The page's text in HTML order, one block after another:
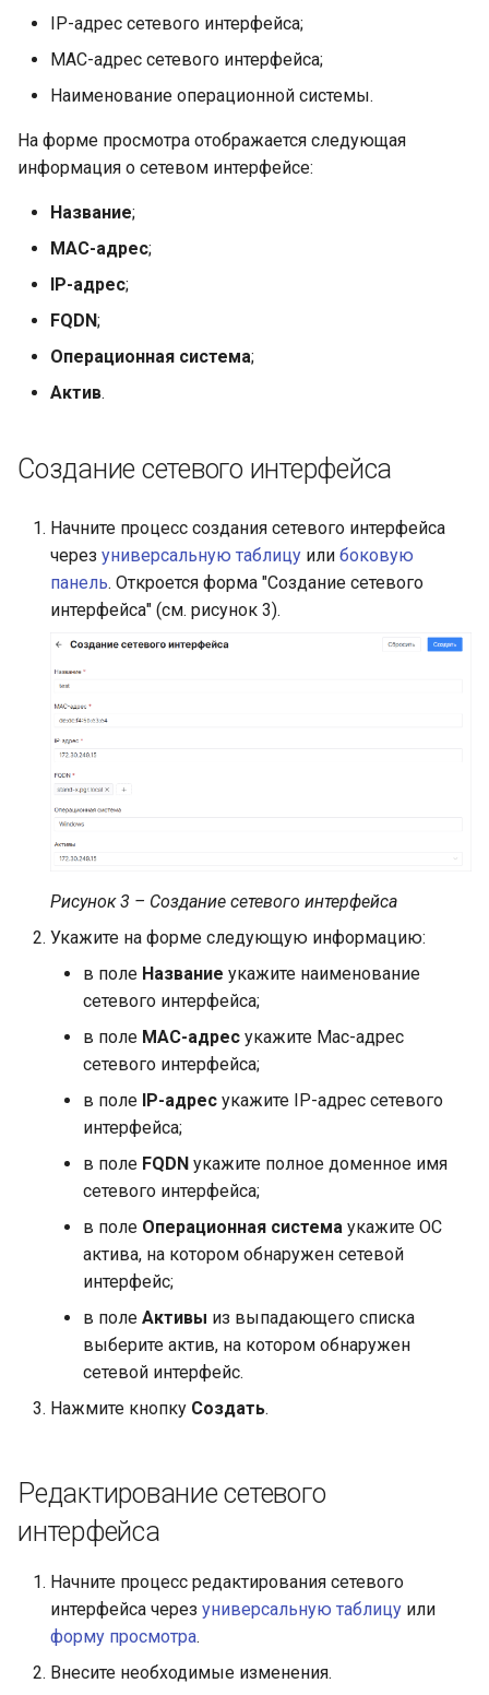
IP-адрес сетевого интерфейса;
MAC-адрес сетевого интерфейса;
Наименование операционной системы.
На форме просмотра отображается следующая
информация о сетевом интерфейсе:
Название;
MAC-адрес;
IP-адрес;
FQDN;
Операционная система;
Актив.
Создание сетевого интерфейса
Начните процесс создания сетевого интерфейса
через универсальную таблицу или боковую
панель. Откроется форма "Создание сетевого
интерфейса" (см. рисунок 3).
Рисунок 3 – Создание сетевого интерфейса
Укажите на форме следующую информацию:
в поле Название укажите наименование
сетевого интерфейса;
в поле MAC-адрес укажите Mac-адрес
сетевого интерфейса;
в поле IP-адрес укажите IP-адрес сетевого
интерфейса;
в поле FQDN укажите полное доменное имя
сетевого интерфейса;
в поле Операционная система укажите ОС
актива, на котором обнаружен сетевой
интерфейс;
в поле Активы из выпадающего списка
выберите актив, на котором обнаружен
сетевой интерфейс.
Нажмите кнопку Создать.
Редактирование сетевого
интерфейса
Начните процесс редактирования сетевого
интерфейса через универсальную таблицу или
форму просмотра.
Внесите необходимые изменения.